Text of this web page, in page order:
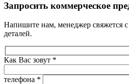
Запросить коммерческое
Напишите нам, менеджер свяжется
деталей.
Как Вас зовут *
телефона *